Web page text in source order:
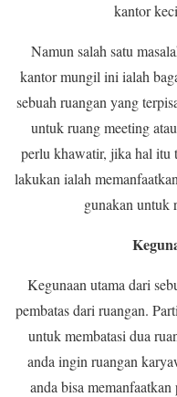
kantor
Namun salah satu
kantor mungil ini ialah
sebuah ruangan yang
untuk ruang meeting
perlu khawatir, jika hal itu
lakukan ialah
gunakan untuk
Kegunaan utama dari
pembatas dari ruangan.
untuk membatasi dua
anda ingin ruangan
anda bisa